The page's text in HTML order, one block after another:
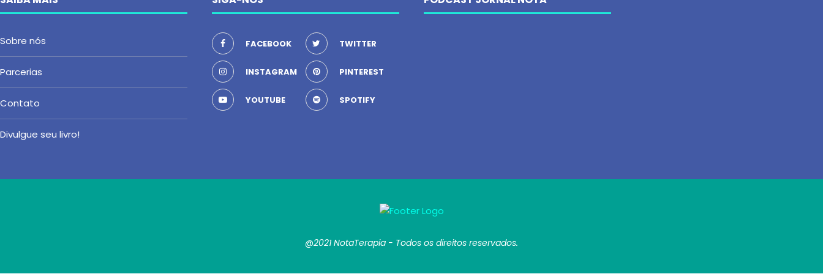
Sobre nós
Parcerias
Contato
Divulgue seu livro!
FACEBOOK TWITTER
INSTAGRAM PINTEREST
YOUTUBE SPOTIFY
@2021 NotaTerapia - Todos os direitos reservados.